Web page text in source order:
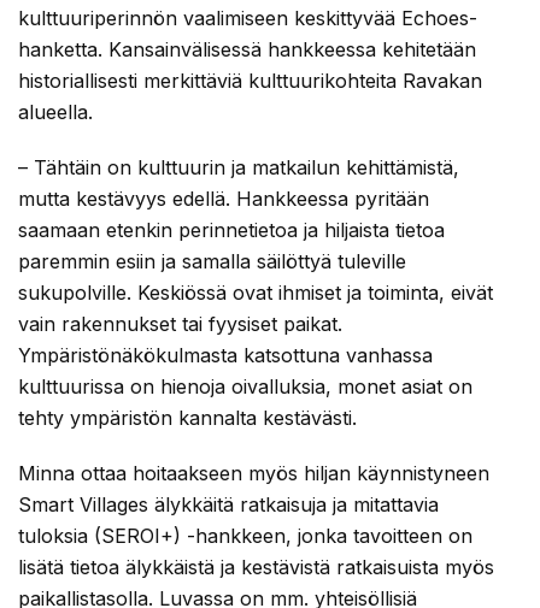
kulttuuriperinnön vaalimiseen keskittyvää Echoes-
hanketta. Kansainvälisessä hankkeessa kehitetään
historiallisesti merkittäviä kulttuurikohteita Ravakan
alueella.
– Tähtäin on kulttuurin ja matkailun kehittämistä,
mutta kestävyys edellä. Hankkeessa pyritään
saamaan etenkin perinnetietoa ja hiljaista tietoa
paremmin esiin ja samalla säilöttyä tuleville
sukupolville. Keskiössä ovat ihmiset ja toiminta, eivät
vain rakennukset tai fyysiset paikat.
Ympäristönäkökulmasta katsottuna vanhassa
kulttuurissa on hienoja oivalluksia, monet asiat on
tehty ympäristön kannalta kestävästi.
Minna ottaa hoitaakseen myös hiljan käynnistyneen
Smart Villages älykkäitä ratkaisuja ja mitattavia
tuloksia (SEROI+) -hankkeen, jonka tavoitteen on
lisätä tietoa älykkäistä ja kestävistä ratkaisuista myös
paikallistasolla. Luvassa on mm. yhteisöllisiä